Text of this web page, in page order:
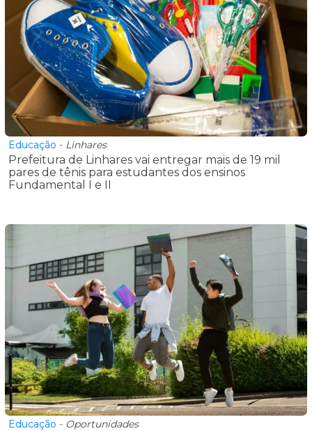
Educação - Linhares
Prefeitura de Linhares vai entregar mais de 19 mil
pares de tênis para estudantes dos ensinos
Fundamental I e II
Educação - Oportunidades